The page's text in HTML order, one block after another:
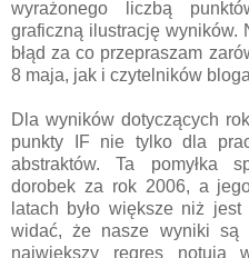
wyrażonego liczbą
graficzną ilustrację wyników.
błąd za co przepraszam
8 maja, jak i czytelników
Dla wyników dotyczących
punkty IF nie tylko dla
abstraktów. Ta pomyłka
dorobek za rok 2006, a
latach było większe niż
widać, że nasze wyniki są
największy regres notują